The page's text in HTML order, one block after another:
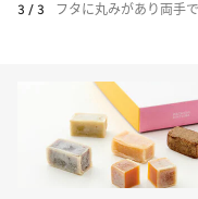
3 / 3 フタに丸みがあり両手